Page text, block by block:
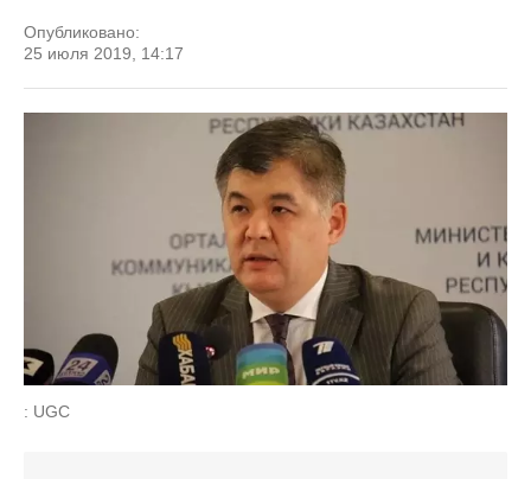
Опубликовано:
25 июля 2019, 14:17
: UGC